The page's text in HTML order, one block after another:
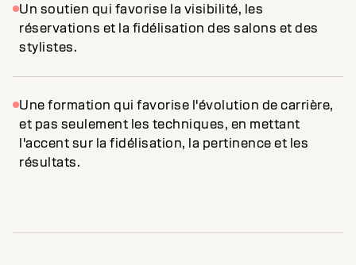
Un soutien qui favorise la visibilité, les
réservations et la fidélisation des salons et des
stylistes.
Une formation qui favorise l'évolution de carrière,
et pas seulement les techniques, en mettant
l'accent sur la fidélisation, la pertinence et les
résultats.